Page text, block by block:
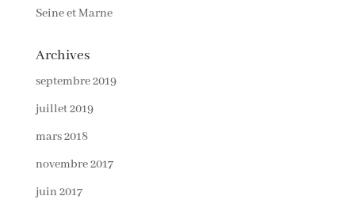
Seine et Marne
Archives
septembre 2019
juillet 2019
mars 2018
novembre 2017
juin 2017